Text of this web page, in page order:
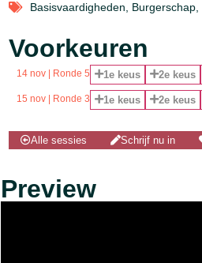
Basisvaardigheden Burgerschap
Voorkeuren
14 nov | Ronde 5 1e keus 2e keus
15 nov | Ronde 3 1e keus 2e keus
Alle sessies Schrijf nu in
Preview